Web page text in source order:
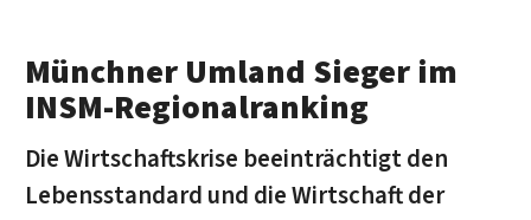
Münchner Umland Sieger im
INSM-Regionalranking
Die Wirtschaftskrise beeinträchtigt den
Lebensstandard und die Wirtschaft der